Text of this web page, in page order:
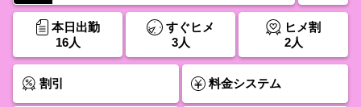
本日出勤
16人
すぐヒメ
3人
ヒメ割
2人
割引 料金システム